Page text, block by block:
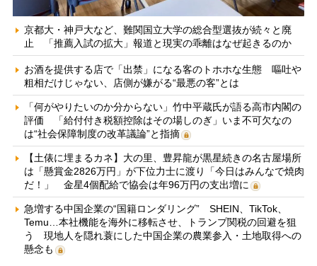
京都大・神戸大など、難関国立大学の総合型選抜が続々と廃
止 「推薦入試の拡大」報道と現実の乖離はなぜ起きるのか
お酒を提供する店で「出禁」になる客のトホホな生態 嘔吐や
粗相だけじゃない、店側が嫌がる“最悪の客”とは
「何がやりたいのか分からない」竹中平蔵氏が語る高市内閣の
評価 「給付付き税額控除はその場しのぎ」いま不可欠なの
は“社会保障制度の改革議論”と指摘
【土俵に埋まるカネ】大の里、豊昇龍が黒星続きの名古屋場所
は「懸賞金2826万円」が下位力士に渡り「今日はみんなで焼肉
だ！」 金星4個配給で協会は年96万円の支出増に
急増する中国企業の“国籍ロンダリング” SHEIN、TikTok、
Temu…本社機能を海外に移転させ、トランプ関税の回避を狙
う 現地人を隠れ蓑にした中国企業の農業参入・土地取得への
懸念も